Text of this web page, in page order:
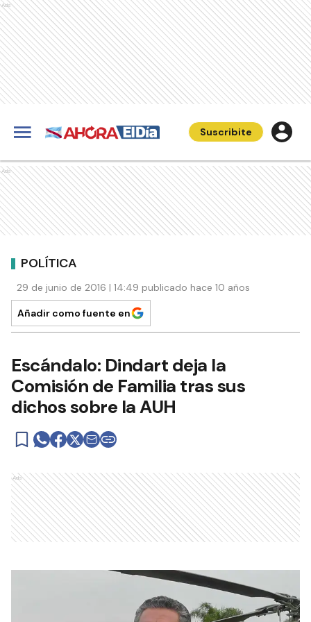
Ads
Suscribite
Ads
POLÍTICA
29 de junio de 2016 | 14:49 publicado hace 10 años
Añadir como fuente en
Escándalo: Dindart deja la
Comisión de Familia tras sus
dichos sobre la AUH
Ads